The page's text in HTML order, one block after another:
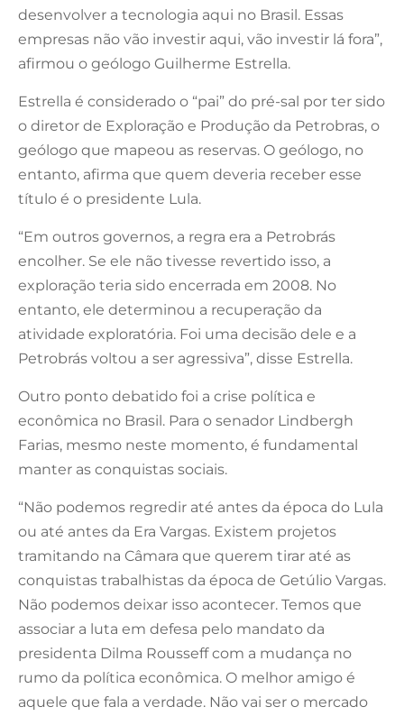
desenvolver a tecnologia aqui no Brasil. Essas
empresas não vão investir aqui, vão investir lá fora”,
afirmou o geólogo Guilherme Estrella.
Estrella é considerado o “pai” do pré-sal por ter sido
o diretor de Exploração e Produção da Petrobras, o
geólogo que mapeou as reservas. O geólogo, no
entanto, afirma que quem deveria receber esse
título é o presidente Lula.
“Em outros governos, a regra era a Petrobrás
encolher. Se ele não tivesse revertido isso, a
exploração teria sido encerrada em 2008. No
entanto, ele determinou a recuperação da
atividade exploratória. Foi uma decisão dele e a
Petrobrás voltou a ser agressiva”, disse Estrella.
Outro ponto debatido foi a crise política e
econômica no Brasil. Para o senador Lindbergh
Farias, mesmo neste momento, é fundamental
manter as conquistas sociais.
“Não podemos regredir até antes da época do Lula
ou até antes da Era Vargas. Existem projetos
tramitando na Câmara que querem tirar até as
conquistas trabalhistas da época de Getúlio Vargas.
Não podemos deixar isso acontecer. Temos que
associar a luta em defesa pelo mandato da
presidenta Dilma Rousseff com a mudança no
rumo da política econômica. O melhor amigo é
aquele que fala a verdade. Não vai ser o mercado